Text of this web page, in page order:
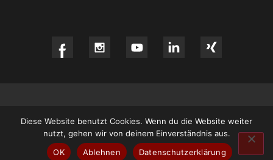
© CLAUDIO CATRINI
Diese Website benutzt Cookies. Wenn du die Website weiter
nutzt, gehen wir von deinem Einverständnis aus.
OK
Ablehnen Datenschutzerklärung